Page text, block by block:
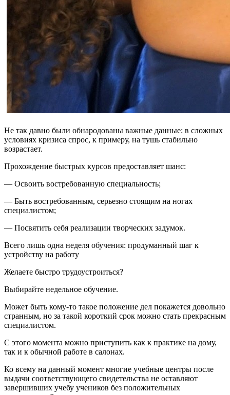
Не так давно были обнародованы важные данные: в сложных
условиях кризиса спрос, к примеру, на тушь стабильно
возрастает.
Прохождение быстрых курсов предоставляет шанс:
— Освоить востребованную специальность;
— Быть востребованным, серьезно стоящим на ногах
специалистом;
— Посвятить себя реализации творческих задумок.
Всего лишь одна неделя обучения: продуманный шаг к
устройству на работу
Желаете быстро трудоустроиться?
Выбирайте недельное обучение.
Может быть кому-то такое положение дел покажется довольно
странным, но за такой короткий срок можно стать прекрасным
специалистом.
С этого момента можно приступить как к практике на дому,
так и к обычной работе в салонах.
Ко всему на данный момент многие учебные центры после
выдачи соответствующего свидетельства не оставляют
завершивших учебу учеников без положительных